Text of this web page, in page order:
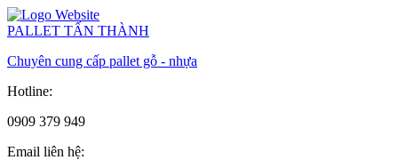
PALLET TẤN THÀNH
Chuyên cung cấp pallet gỗ - nhựa
Hotline:
0909 379 949
Email liên hệ: